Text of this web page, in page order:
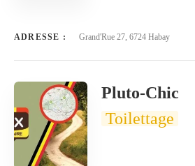
ADRESSE : Grand'Rue 27, 6724 Habay
Pluto-Chic
Toilettage